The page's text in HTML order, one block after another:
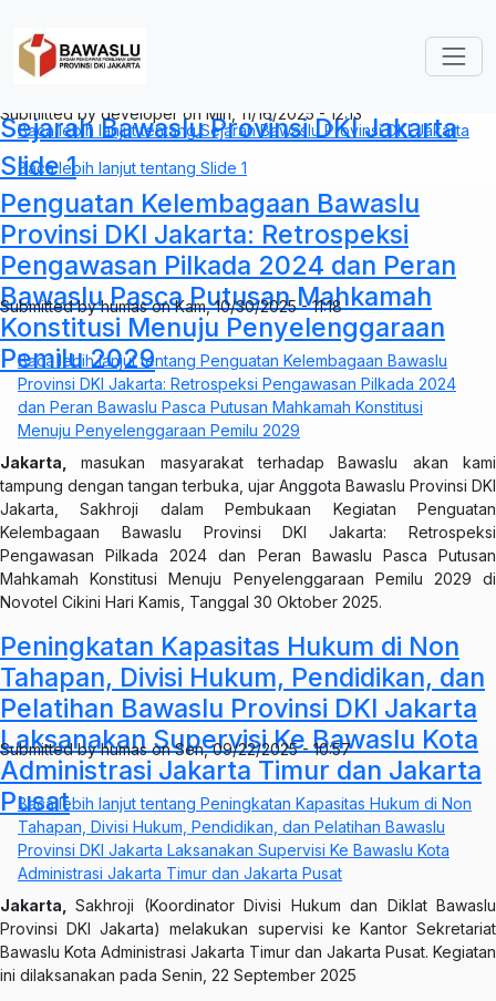
Sejarah Bawaslu Provinsi DKI Jakarta
Submitted by
Baca lebih lanjuttentang Sejarah Bawaslu Provinsi DKI Jakarta
Slide 1
Submitted by developer on Min, 11/16/2025 - 12:13
Baca lebih lanjuttentang Slide 1
Penguatan Kelembagaan Bawaslu
Provinsi DKI Jakarta: Retrospeksi
Pengawasan Pilkada 2024 dan Peran
Bawaslu Pasca Putusan Mahkamah
Konstitusi Menuju Penyelenggaraan
Pemilu 2029
Submitted byhumasonKam, 10/30/2025 - 11:18
Baca lebih lanjuttentang Penguatan Kelembagaan Bawaslu
Provinsi DKI Jakarta: Retrospeksi Pengawasan Pilkada 2024
dan Peran Bawaslu Pasca Putusan Mahkamah Konstitusi
Menuju Penyelenggaraan Pemilu 2029
Jakarta,masukan masyarakat terhadap
Bawaslu akan kami
tampung dengan tangan terbuka, ujar Anggota Bawaslu Provinsi DKI
Jakarta, Sakhroji dalam Pembukaan Kegiatan Penguatan
Kelembagaan Bawaslu Provinsi DKI Jakarta: Retrospeksi
Pengawasan Pilkada 2024 dan Peran Bawaslu Pasca Putusan
Mahkamah Konstitusi Menuju Penyelenggaraan Pemilu 2029 di
Novotel Cikini Hari Kamis, Tanggal 30 Oktober 2025.
Peningkatan Kapasitas Hukum di Non
Tahapan, Divisi Hukum, Pendidikan, dan
Pelatihan Bawaslu Provinsi DKI Jakarta
Laksanakan Supervisi Ke Bawaslu Kota
Administrasi Jakarta Timur dan Jakarta
Pusat
Submitted byhumasonSen, 09/22/2025 - 10:57
Baca lebih lanjuttentang Peningkatan Kapasitas Hukum di Non
Tahapan, Divisi Hukum, Pendidikan, dan Pelatihan Bawaslu
Provinsi DKI Jakarta Laksanakan Supervisi Ke Bawaslu Kota
Administrasi Jakarta Timur dan Jakarta Pusat
Jakarta,Sakhroji (Koordinator Divisi Hukum dan Diklat Bawaslu
Provinsi DKI Jakarta) melakukan supervisi ke Kantor Sekretariat
Bawaslu Kota Administrasi Jakarta Timur dan Jakarta Pusat. Kegiatan
ini dilaksanakan pada Senin, 22 September 2025